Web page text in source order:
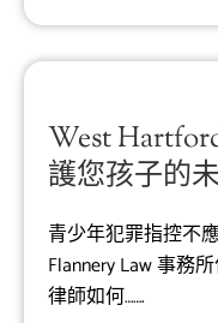
West
護您孩子的
青少年犯罪指控不
Flannery Law 事務
律師如何…….